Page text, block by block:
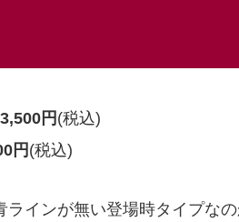
円 (税込)
円 (税込)
インが無い登場時タイプなの